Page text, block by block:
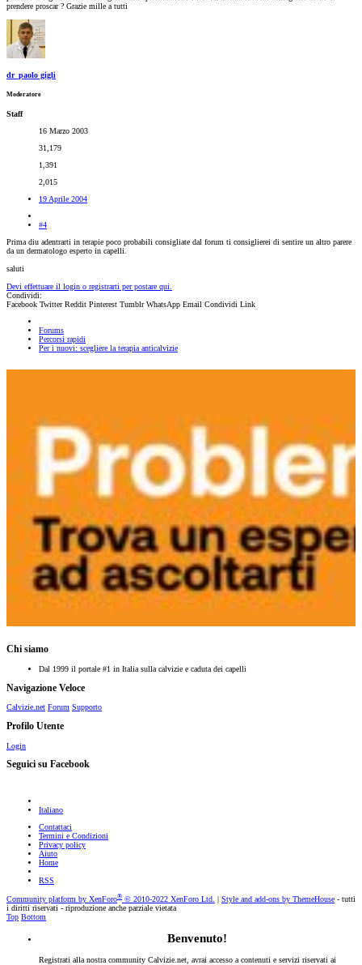
prendere proscar ? Grazie mille a tutti
dr_paolo gigli
Moderatore
Staff
16 Marzo 2003
31,179
1,391
2,015
19 Aprile 2004
#4
Prima diu adentrarti in terapie poco probabili consigliate dal forum ti consiglierei di sentire un altro parere
da un dermatologo esperto in capelli.
saluti
Devi effettuare il login o registrarti per postare qui.
Condividi:
Facebook Twitter Reddit Pinterest Tumblr WhatsApp Email Condividi Link
Forums
Percorsi rapidi
Per i nuovi: scegliere la terapia anticalvizie
Chi siamo
Dal 1999 il portale #1 in Italia sulla calvizie e caduta dei capelli
Navigazione Veloce
Calvizie.net Forum Supporto
Profilo Utente
Login
Seguici su Facebook
Italiano
Contattaci
Termini e Condizioni
Privacy policy
Aiuto
Home
RSS
Community platform by XenForo® © 2010-2022 XenForo Ltd. Style and add-ons by ThemeHouse - tutti
i diritti riservati - riproduzione anche parziale vietata
Top Bottom
Benvenuto!
Registrati alla nostra community Calvizie.net, avrai accesso a contenuti e servizi riservati ai